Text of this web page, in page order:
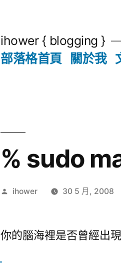
ihower { blogging }
部落格首頁
關於我
% sudo
作
ihower 30 5 月, 2008
你的腦海裡是否曾經出